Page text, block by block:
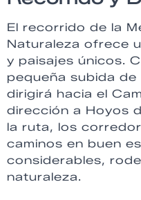
El recorrido de la
Naturaleza ofrece
y paisajes únicos.
pequeña subida
dirigirá hacia el
dirección a Hoyos
la ruta, los
caminos en buen
considerables,
naturaleza.